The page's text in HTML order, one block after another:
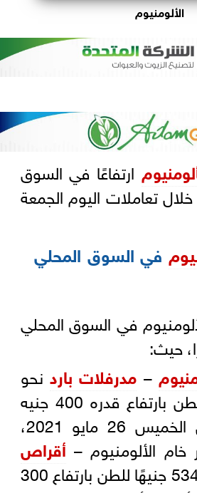
الألومنيوم
ارتفاعًا في السوق
تعاملات اليوم الجمعة
في السوق المحلي
في السوق المحلي
حيث:
– مدرفلات بارد نحو
47700 جنيهًا للطن بارتفاع قدره 400 جنيه
عن أسعار أمس الخميس 26 مايو 2021،
الألومنيوم – أقراص
نحو 53400 جنيهًا للطن بارتفاع 300